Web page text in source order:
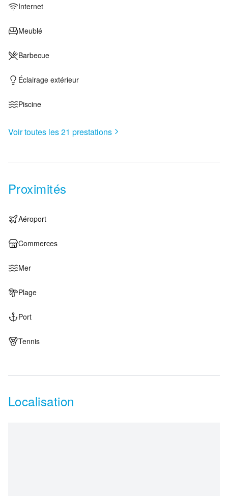
Internet
Meublé
Barbecue
Éclairage extérieur
Piscine
Voir toutes les21 prestations
Proximités
Aéroport
Commerces
Mer
Plage
Port
Tennis
Localisation